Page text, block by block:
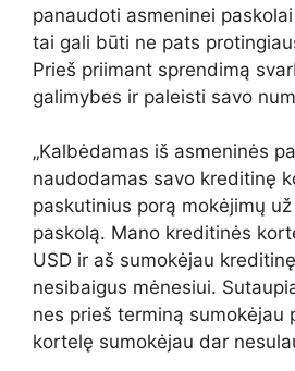
panaudoti asmeninei
tai gali būti ne pats
Prieš priimant sprendimą
galimybes ir paleisti savo
„Kalbėdamas iš asmeninės
naudodamas savo kreditinę
paskutinius porą mokėjimų
paskolą. Mano kreditinės
USD ir aš sumokėjau
nesibaigus mėnesiui.
nes prieš terminą sumokėjau
kortelę sumokėjau dar